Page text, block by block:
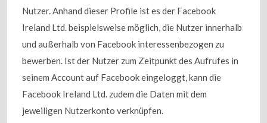
Nutzer. Anhand dieser Profile ist es der Facebook
Ireland Ltd. beispielsweise möglich, die Nutzer innerhalb
und außerhalb von Facebook interessenbezogen zu
bewerben. Ist der Nutzer zum Zeitpunkt des Aufrufes in
seinem Account auf Facebook eingeloggt, kann die
Facebook Ireland Ltd. zudem die Daten mit dem
jeweiligen Nutzerkonto verknüpfen.